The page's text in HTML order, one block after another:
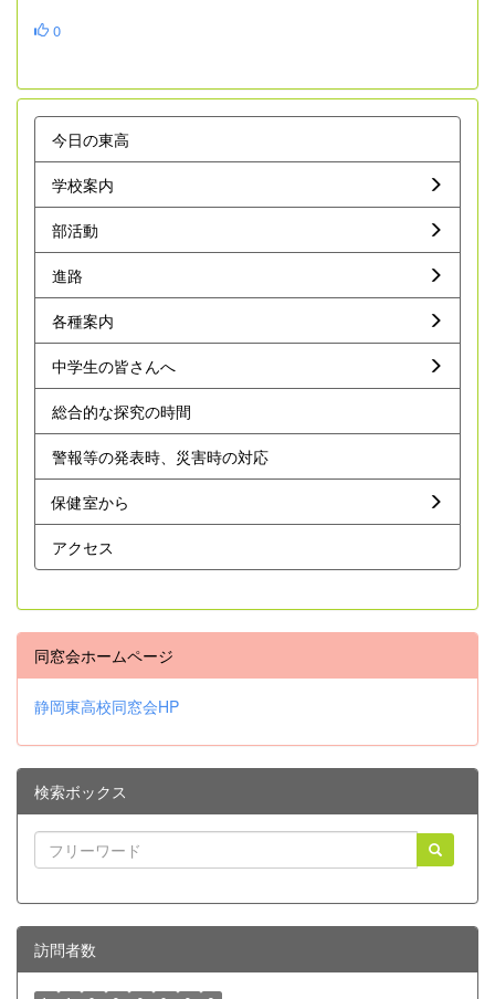
0
今日の東高
学校案内
部活動
進路
各種案内
中学生の皆さんへ
総合的な探究の時間
警報等の発表時、災害時の対応
保健室から
アクセス
同窓会ホームページ
静岡東高校同窓会HP
検索ボックス
訪問者数